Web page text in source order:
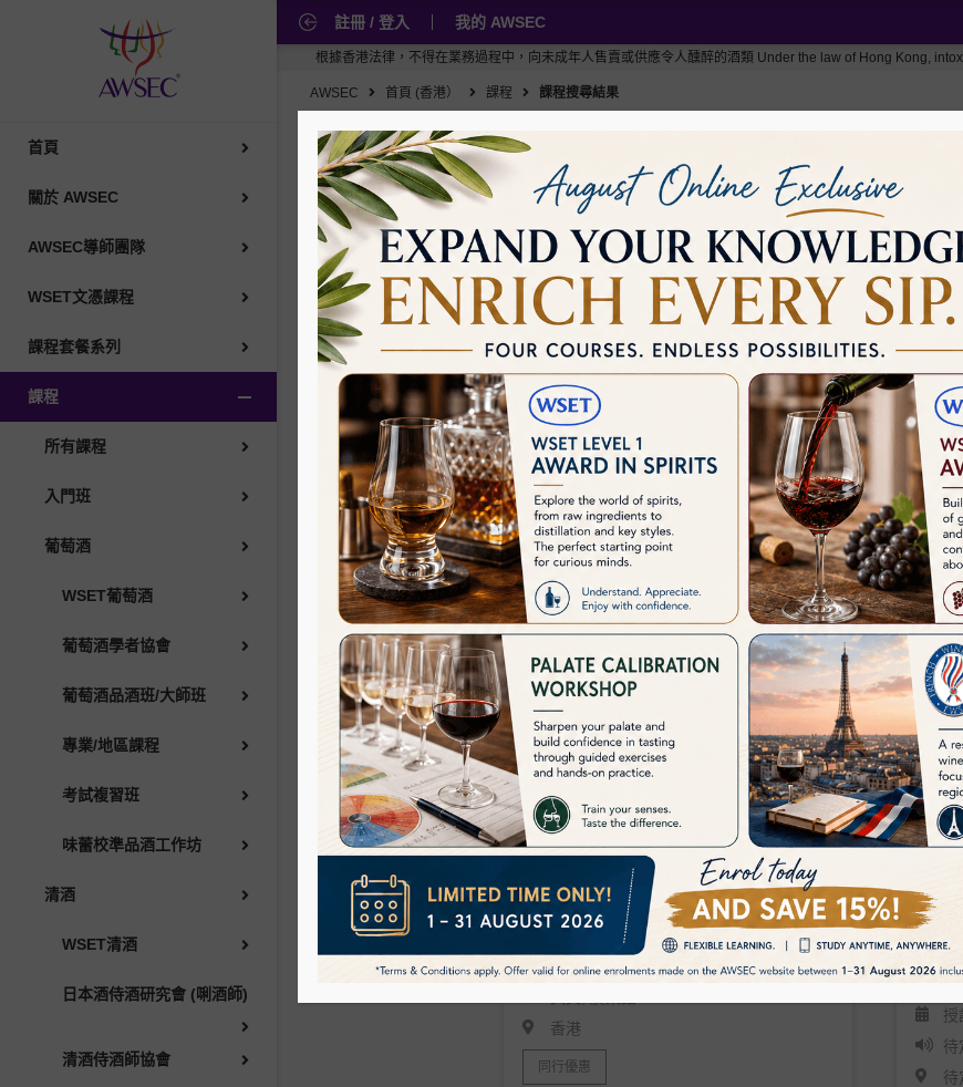
首頁
關於 AWSEC
AWSEC導師團隊
WSET文憑課程
課程套餐系列
課程
所有課程
入門班
葡萄酒
WSET葡萄酒
葡萄酒學者協會
葡萄酒品酒班/大師班
專業/地區課程
考試複習班
味蕾校準品酒工作坊
清酒
WSET清酒
日本酒侍酒研究會 (唎酒師)
清酒侍酒師協會
註冊 / 登入 我的 AWSEC
WSET葡萄酒
葡萄酒學者協會
考試複習班
WSET清酒
清酒品酒班/大師班
威士忌/氈酒大使課程
根據香港法律，不得在業務過程中，向未成年人售賣或供應令人醺醉的酒類 Under the law of Hong Kong,
AWSEC 首頁 (香港） 課程 課程搜尋結果
課程
請在下方選擇您感興趣的課程，您亦可以使用「哪一個課程適合我？
根據您的喜好來篩選合適您的
分類
烈酒
威士忌大使課程
1 節課 (6小時) + 考試
授課型式 : 平日日間, 週末速成
授課日期 : 8月, 9月
香港
同行優惠
烈酒
8 節
授
授
待
待